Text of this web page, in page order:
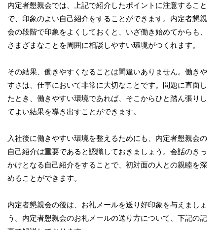
内定者懇親会では、上記で紹介したポイントに注意すること
で、印象のよい自己紹介をすることができます。内定者懇親
会の段階で印象をよくしておくと、いざ働き始めてからも、
さまざまなことを周囲に相談しやすい環境がつくれます。
その結果、働きやすくなることは間違いありません。働きや
すさは、仕事において非常に大切なことです。問題に直面し
たとき、働きやすい環境であれば、そこからひと踏ん張りし
てよい結果を導き出すことができます。
入社後に働きやすい環境を整えるためにも、内定者懇親会の
自己紹介は重要であると認識しておきましょう。会話のきっ
かけとなる自己紹介をすることで、初対面の人との親睦を深
めることができます。
内定者懇親会の後は、お礼メールを送り好印象を与えましょ
う。内定者懇親会のお礼メールの送り方について、下記の記